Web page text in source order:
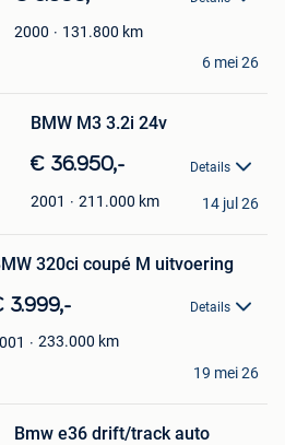
2000 131.800 km
6 mei 26
BMW M3 3.2i 24v
€ 36.950,- Details
2001 211.000 km 14 jul 26
320ci coupé M uitvoering
3.999,- Details
233.000 km
19 mei 26
Bmw e36 drift/track auto